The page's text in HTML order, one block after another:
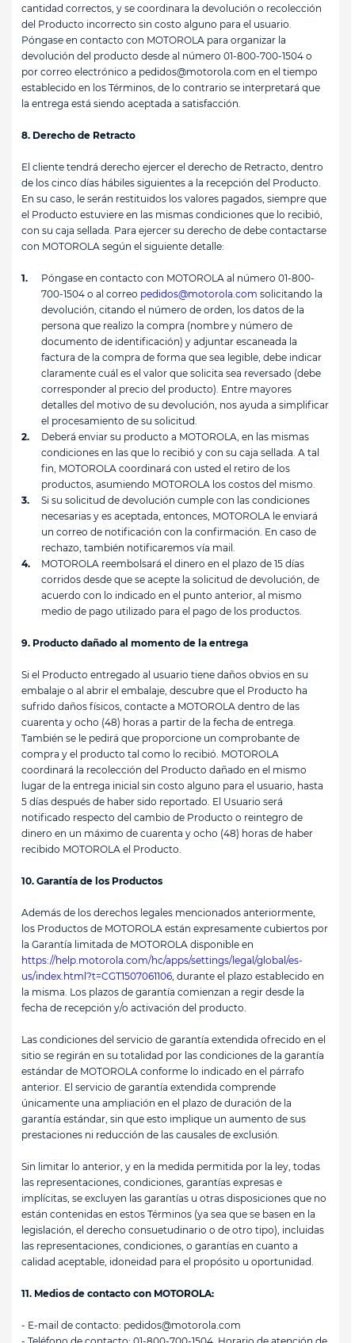
cantidad correctos, y se coordinara la devolución o recolección
del Producto incorrecto sin costo alguno para el usuario.
Póngase en contacto con MOTOROLA para organizar la
devolución del producto desde al número 01-800-700-1504 o
por correo electrónico a pedidos@motorola.com en el tiempo
establecido en los Términos, de lo contrario se interpretará que
la entrega está siendo aceptada a satisfacción.
8. Derecho de Retracto
El cliente tendrá derecho ejercer el derecho de Retracto, dentro
de los cinco días hábiles siguientes a la recepción del Producto.
En su caso, le serán restituidos los valores pagados, siempre que
el Producto estuviere en las mismas condiciones que lo recibió,
con su caja sellada. Para ejercer su derecho de debe contactarse
con MOTOROLA según el siguiente detalle:
Póngase en contacto con MOTOROLA al número 01-800-
700-1504 o al correo pedidos@motorola.com solicitando la
devolución, citando el número de orden, los datos de la
persona que realizo la compra (nombre y número de
documento de identificación) y adjuntar escaneada la
factura de la compra de forma que sea legible, debe indicar
claramente cuál es el valor que solicita sea reversado (debe
corresponder al precio del producto). Entre mayores
detalles del motivo de su devolución, nos ayuda a simplificar
el procesamiento de su solicitud.
Deberá enviar su producto a MOTOROLA, en las mismas
condiciones en las que lo recibió y con su caja sellada. A tal
fin, MOTOROLA coordinará con usted el retiro de los
productos, asumiendo MOTOROLA los costos del mismo.
Si su solicitud de devolución cumple con las condiciones
necesarias y es aceptada, entonces, MOTOROLA le enviará
un correo de notificación con la confirmación. En caso de
rechazo, también notificaremos vía mail.
MOTOROLA reembolsará el dinero en el plazo de 15 días
corridos desde que se acepte la solicitud de devolución, de
acuerdo con lo indicado en el punto anterior, al mismo
medio de pago utilizado para el pago de los productos.
9. Producto dañado al momento de la entrega
Si el Producto entregado al usuario tiene daños obvios en su
embalaje o al abrir el embalaje, descubre que el Producto ha
sufrido daños físicos, contacte a MOTOROLA dentro de las
cuarenta y ocho (48) horas a partir de la fecha de entrega.
También se le pedirá que proporcione un comprobante de
compra y el producto tal como lo recibió. MOTOROLA
coordinará la recolección del Producto dañado en el mismo
lugar de la entrega inicial sin costo alguno para el usuario, hasta
5 días después de haber sido reportado. El Usuario será
notificado respecto del cambio de Producto o reintegro de
dinero en un máximo de cuarenta y ocho (48) horas de haber
recibido MOTOROLA el Producto.
10. Garantía de los Productos
Además de los derechos legales mencionados anteriormente,
los Productos de MOTOROLA están expresamente cubiertos por
la Garantía limitada de MOTOROLA disponible en
https://help.motorola.com/hc/apps/settings/legal/global/es-
us/index.html?t=CGT1507061106, durante el plazo establecido en
la misma. Los plazos de garantía comienzan a regir desde la
fecha de recepción y/o activación del producto.
Las condiciones del servicio de garantía extendida ofrecido en el
sitio se regirán en su totalidad por las condiciones de la garantía
estándar de MOTOROLA conforme lo indicado en el párrafo
anterior. El servicio de garantía extendida comprende
únicamente una ampliación en el plazo de duración de la
garantía estándar, sin que esto implique un aumento de sus
prestaciones ni reducción de las causales de exclusión.
Sin limitar lo anterior, y en la medida permitida por la ley, todas
las representaciones, condiciones, garantías expresas e
implícitas, se excluyen las garantías u otras disposiciones que no
están contenidas en estos Términos (ya sea que se basen en la
legislación, el derecho consuetudinario o de otro tipo), incluidas
las representaciones, condiciones, o garantías en cuanto a
calidad aceptable, idoneidad para el propósito u oportunidad.
11. Medios de contacto con MOTOROLA:
- E-mail de contacto: pedidos@motorola.com